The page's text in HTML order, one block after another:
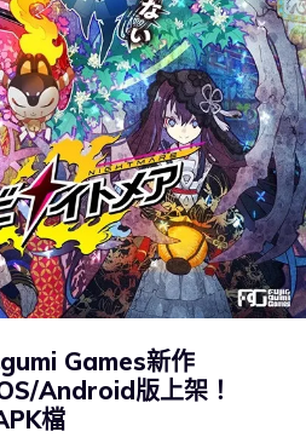
Games新作
Android版上架！
檔